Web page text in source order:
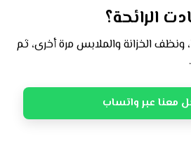
الرائحة؟
الخزانة والملابس مرة أخرى، ثم
معنا عبر واتساب